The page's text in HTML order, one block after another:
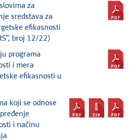
za
sredstava za
efikasnosti
broj 12/22)
programa
i mera
efikasnosti u
koji se odnose
i načinu